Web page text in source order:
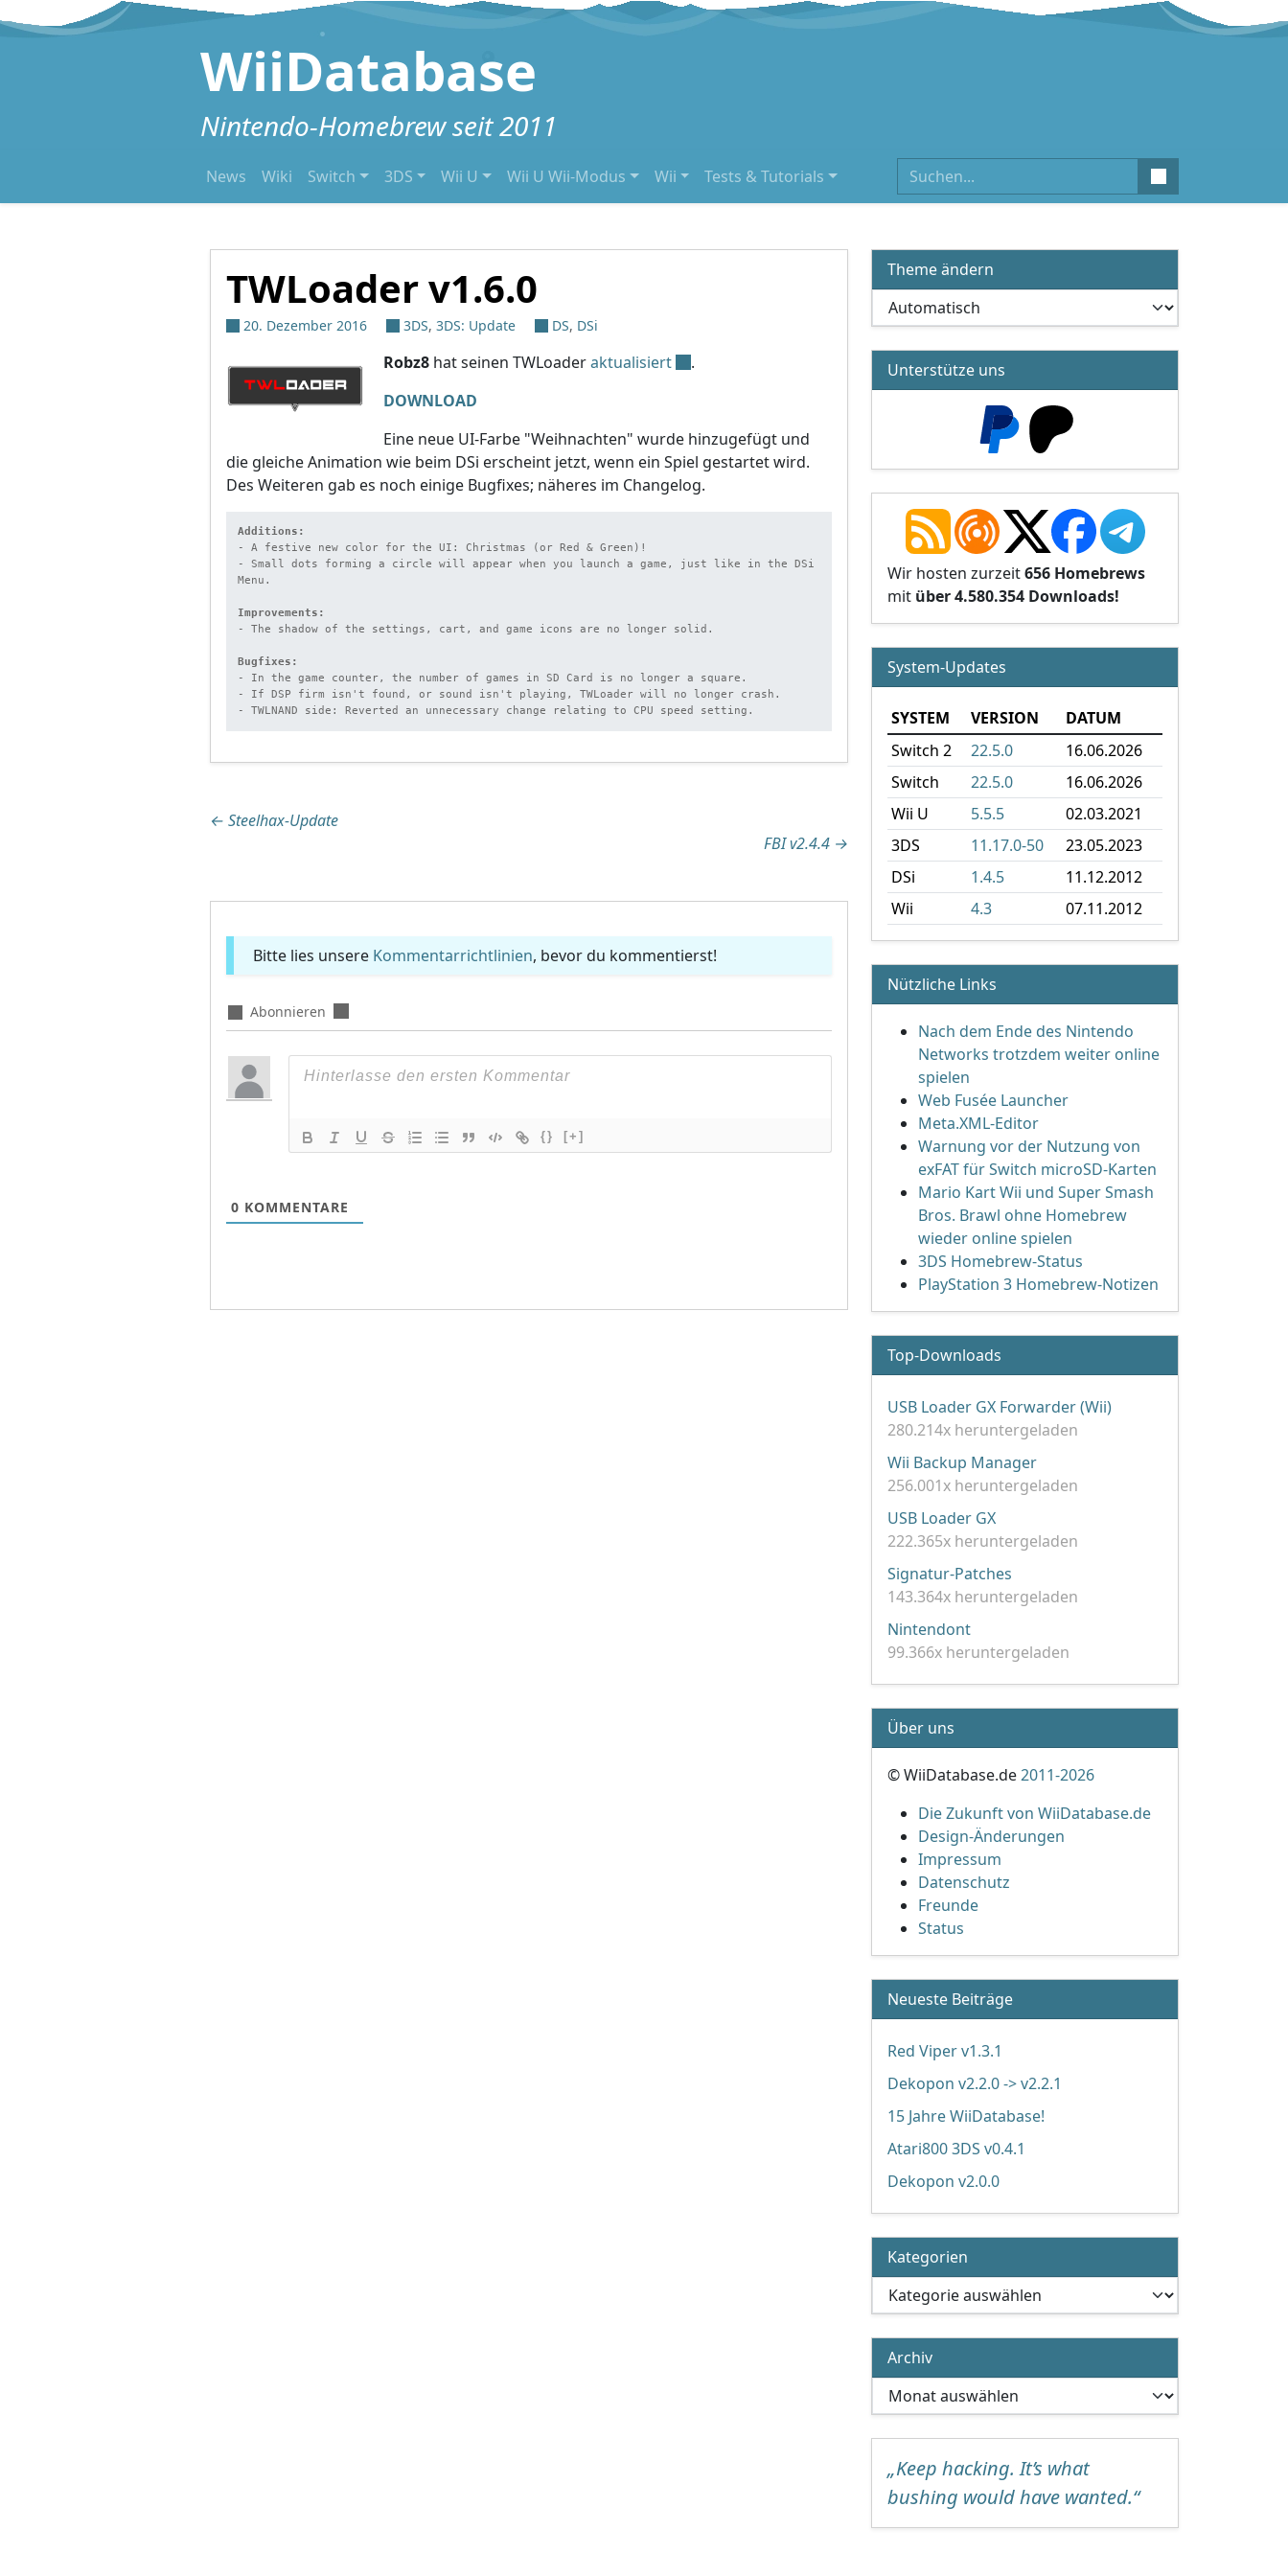
Zum Inhalt springen
WiiDatabase
Nintendo-Homebrew seit 2011
News Wiki Switch 3DS Wii U Wii U Wii-Modus Wii Tests & Tutorials Suchen
TWLoader v1.6.0
20. Dezember 2016 3DS, 3DS: Update DS, DSi
Robz8 hat seinen TWLoaderaktualisiert
.
DOWNLOAD
Eine neue UI-Farbe "Weihnachten" wurde hinzugefügt und
die gleiche Animation wie beim DSi erscheint jetzt, wenn ein Spiel gestartet wird.
Des Weiteren gab es noch einige Bugfixes; näheres im Changelog.
Additions:
- A festive new color for the UI: Christmas (or Red & Green)!
- Small dots forming a circle will appear when you launch a game, just like in the DSi
Menu.
Improvements:
- The shadow of the settings, cart, and game icons are no longer solid.
Bugfixes:
- In the game counter, the number of games in SD Card is no longer a square.
- If DSP firm isn't found, or sound isn't playing, TWLoader will no longer crash.
- TWLNAND side: Reverted an unnecessary change relating to CPU speed setting.
Beitragsnavigation
← Steelhax-Update
FBI v2.4.4 →
Bitte lies unsere Kommentarrichtlinien, bevor du kommentierst!
Abonnieren
{} [+]
0 KOMMENTARE
Theme ändern
Unterstütze uns
Wir hosten zurzeit656 Homebrews
mit über 4.580.354 Downloads!
System-Updates
SYSTEM VERSION
DATUM
Switch 2
22.5.0
16.06.2026
Switch
22.5.0
16.06.2026
Wii U
5.5.5
02.03.2021
3DS
11.17.0-50
23.05.2023
DSi
1.4.5
11.12.2012
Wii
4.3 07.11.2012
Nützliche Links
Nach dem Ende des Nintendo
Networks trotzdem weiter online
spielen
Web Fusée Launcher
Meta.XML-Editor
Warnung vor der Nutzung von
exFAT für Switch microSD-Karten
Mario Kart Wii und Super Smash
Bros. Brawl ohne Homebrew
wieder online spielen
3DS Homebrew-Status
PlayStation 3 Homebrew-Notizen
Top-Downloads
USB Loader GX Forwarder (Wii)
280.214x heruntergeladen
Wii Backup Manager
256.001x heruntergeladen
USB Loader GX
222.365x heruntergeladen
Signatur-Patches
143.364x heruntergeladen
Nintendont
99.366x heruntergeladen
Über uns
© WiiDatabase.de2011-2026
Die Zukunft von WiiDatabase.de
Design-Änderungen
Impressum
Datenschutz
Freunde
Status
Neueste Beiträge
Red Viper v1.3.1
Dekopon v2.2.0 -> v2.2.1
15 Jahre WiiDatabase!
Atari800 3DS v0.4.1
Dekopon v2.0.0
Kategorien
Kategorien
Archiv
Archiv
„Keep hacking. It’s what
bushing would have wanted.“